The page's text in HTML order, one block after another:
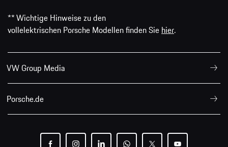
** Wichtige Hinweise zu den
vollelektrischen Porsche Modellen finden Sie hier.
VW Group Media
Porsche.de